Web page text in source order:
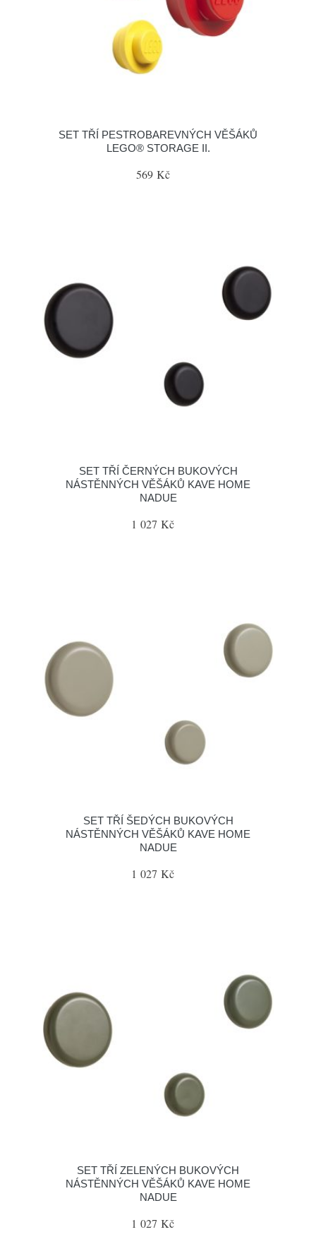
SET TŘÍ PESTROBAREVNÝCH VĚŠÁKŮ
LEGO® STORAGE II.
569 Kč
SET TŘÍ ČERNÝCH BUKOVÝCH
NÁSTĚNNÝCH VĚŠÁKŮ KAVE HOME
NADUE
1 027 Kč
SET TŘÍ ŠEDÝCH BUKOVÝCH
NÁSTĚNNÝCH VĚŠÁKŮ KAVE HOME
NADUE
1 027 Kč
SET TŘÍ ZELENÝCH BUKOVÝCH
NÁSTĚNNÝCH VĚŠÁKŮ KAVE HOME
NADUE
1 027 Kč